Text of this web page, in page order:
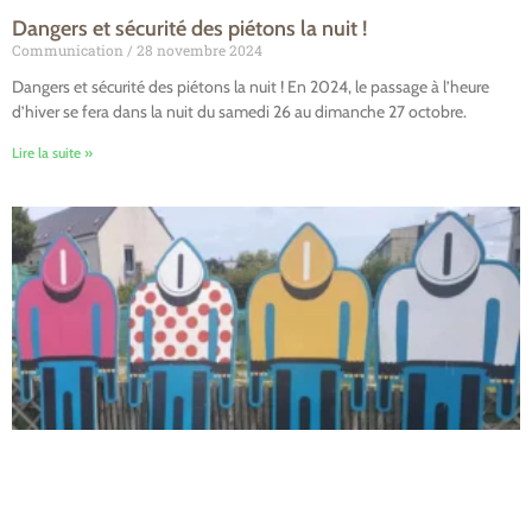
Dangers et sécurité des piétons la nuit !
Communication 28 novembre 2024
Dangers et sécurité des piétons la nuit ! En 2024, le passage à l’heure
d’hiver se fera dans la nuit du samedi 26 au dimanche 27 octobre.
Lire la suite »